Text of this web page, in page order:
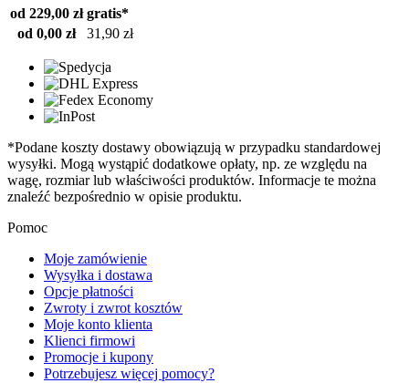
od 229,00 zł gratis*
od 0,00 zł
31,90 zł
*Podane koszty dostawy obowiązują w przypadku standardowej
wysyłki. Mogą wystąpić dodatkowe opłaty, np. ze względu na
wagę, rozmiar lub właściwości produktów. Informacje te można
znaleźć bezpośrednio w opisie produktu.
Pomoc
Moje zamówienie
Wysyłka i dostawa
Opcje płatności
Zwroty i zwrot kosztów
Moje konto klienta
Klienci firmowi
Promocje i kupony
Potrzebujesz więcej pomocy?